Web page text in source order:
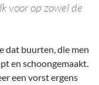
voor op zowel de
dat buurten, die men
en schoongemaakt.
een vorst ergens